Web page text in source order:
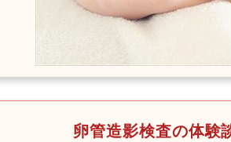
卵管造影検査の体験